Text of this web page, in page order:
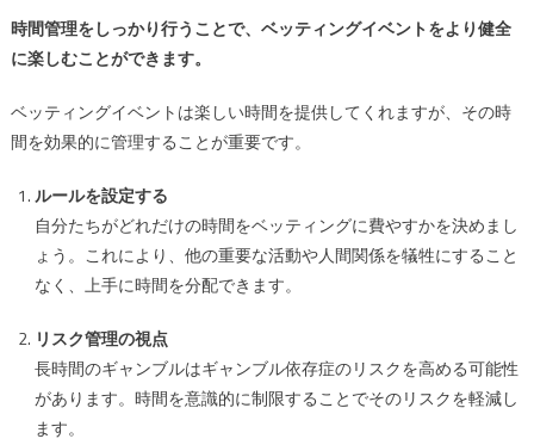
時間管理をしっかり行うことで、ベッティングイベントをより健全
に楽しむことができます。
ベッティングイベントは楽しい時間を提供してくれますが、その時
間を効果的に管理することが重要です。
ルールを設定する
自分たちがどれだけの時間をベッティングに費やすかを決めまし
ょう。これにより、他の重要な活動や人間関係を犠牲にすること
なく、上手に時間を分配できます。
リスク管理の視点
長時間のギャンブルはギャンブル依存症のリスクを高める可能性
があります。時間を意識的に制限することでそのリスクを軽減し
ます。